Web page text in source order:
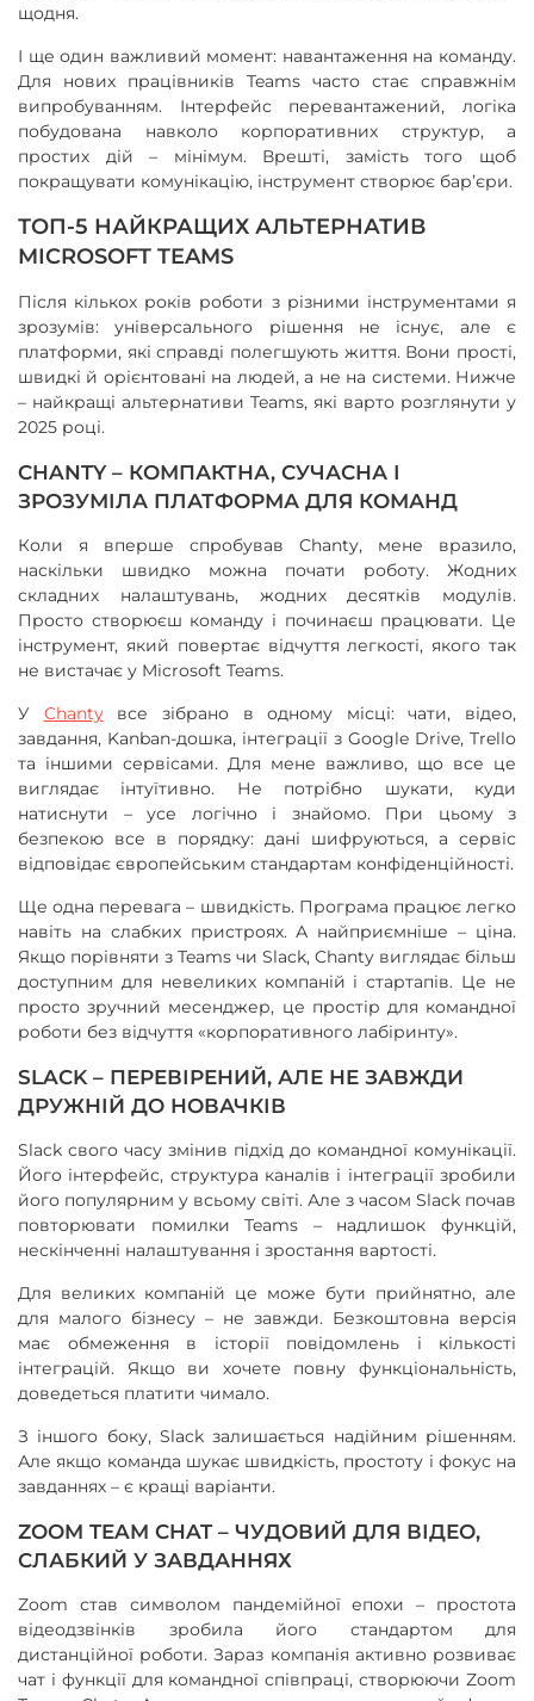
щодня.
І ще один важливий момент: навантаження на команду.
Для нових працівників Teams часто стає справжнім
випробуванням. Інтерфейс перевантажений, логіка
побудована навколо корпоративних структур, а
простих дій – мінімум. Врешті, замість того щоб
покращувати комунікацію, інструмент створює бар’єри.
ТОП-5 НАЙКРАЩИХ АЛЬТЕРНАТИВ
MICROSOFT TEAMS
Після кількох років роботи з різними інструментами я
зрозумів: універсального рішення не існує, але є
платформи, які справді полегшують життя. Вони прості,
швидкі й орієнтовані на людей, а не на системи. Нижче
– найкращі альтернативи Teams, які варто розглянути у
2025 році.
CHANTY – КОМПАКТНА, СУЧАСНА І
ЗРОЗУМІЛА ПЛАТФОРМА ДЛЯ КОМАНД
Коли я вперше спробував Chanty, мене вразило,
наскільки швидко можна почати роботу. Жодних
складних налаштувань, жодних десятків модулів.
Просто створюєш команду і починаєш працювати. Це
інструмент, який повертає відчуття легкості, якого так
не вистачає у Microsoft Teams.
У Chantyвсе зібрано в одному місці: чати, відео,
завдання, Kanban-дошка, інтеграції з Google Drive, Trello
та іншими сервісами. Для мене важливо, що все це
виглядає інтуїтивно. Не потрібно шукати, куди
натиснути – усе логічно і знайомо. При цьому з
безпекою все в порядку: дані шифруються, а сервіс
відповідає європейським стандартам конфіденційності.
Ще одна перевага – швидкість. Програма працює легко
навіть на слабких пристроях. А найприємніше – ціна.
Якщо порівняти з Teams чи Slack, Chanty виглядає більш
доступним для невеликих компаній і стартапів. Це не
просто зручний месенджер, це простір для командної
роботи без відчуття «корпоративного лабіринту».
SLACK – ПЕРЕВІРЕНИЙ, АЛЕ НЕ ЗАВЖДИ
ДРУЖНІЙ ДО НОВАЧКІВ
Slack свого часу змінив підхід до командної комунікації.
Його інтерфейс, структура каналів і інтеграції зробили
його популярним у всьому світі. Але з часом Slack почав
повторювати помилки Teams – надлишок функцій,
нескінченні налаштування і зростання вартості.
Для великих компаній це може бути прийнятно, але
для малого бізнесу – не завжди. Безкоштовна версія
має обмеження в історії повідомлень і кількості
інтеграцій. Якщо ви хочете повну функціональність,
доведеться платити чимало.
З іншого боку, Slack залишається надійним рішенням.
Але якщо команда шукає швидкість, простоту і фокус на
завданнях – є кращі варіанти.
ZOOM TEAM CHAT – ЧУДОВИЙ ДЛЯ ВІДЕО,
СЛАБКИЙ У ЗАВДАННЯХ
Zoom став символом пандемійної епохи – простота
відеодзвінків зробила його стандартом для
дистанційної роботи. Зараз компанія активно розвиває
чат і функції для командної співпраці, створюючи Zoom